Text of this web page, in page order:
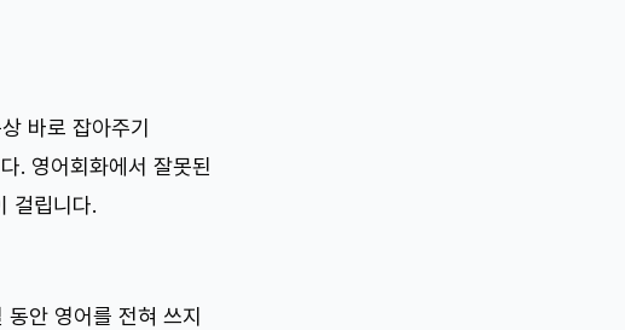
바로 잡아주기
. 영어회화에서 잘못된
걸립니다.
안 영어를 전혀 쓰지